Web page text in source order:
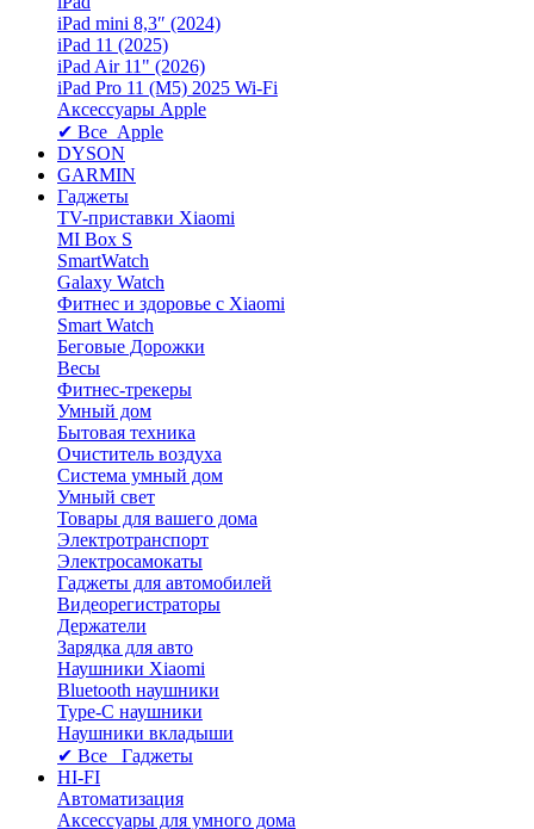
iPad mini 8,3″ (2024)
iPad 11 (2025)
iPad Air 11" (2026)
iPad Pro 11 (M5) 2025 Wi-Fi
Аксессуары Apple
✔ Все Apple
DYSON
GARMIN
Гаджеты
TV-приставки Xiaomi
MI Box S
SmartWatch
Galaxy Watch
Фитнес и здоровье с Xiaomi
Smart Watch
Беговые Дорожки
Весы
Фитнес-трекеры
Умный дом
Бытовая техника
Очиститель воздуха
Система умный дом
Умный свет
Товары для вашего дома
Электротранспорт
Электросамокаты
Гаджеты для автомобилей
Видеорегистраторы
Держатели
Зарядка для авто
Наушники Xiaomi
Bluetooth наушники
Type-C наушники
Наушники вкладыши
✔ Все Гаджеты
HI-FI
Автоматизация
Аксессуары для умного дома